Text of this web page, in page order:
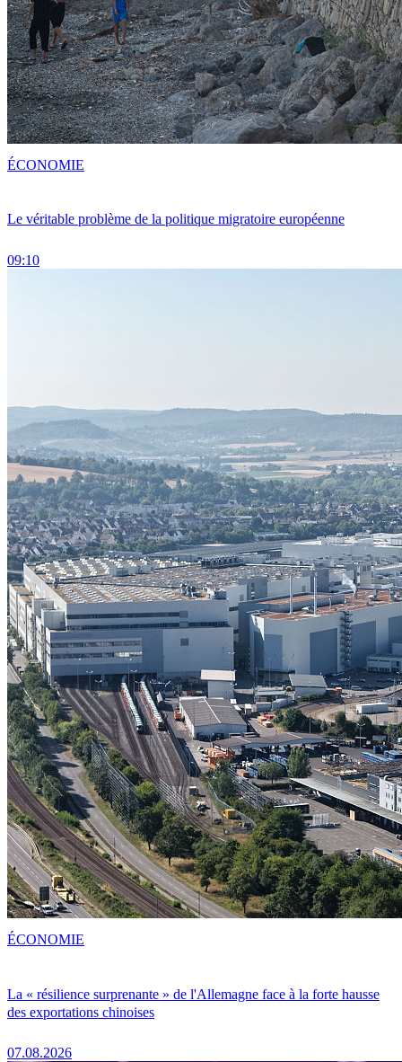
Le véritable problème de la politique migratoire européenne
09:10
ÉCONOMIE
La « résilience surprenante » de l'Allemagne face à la forte hausse
des exportations chinoises
07.08.2026
ÉCONOMIE